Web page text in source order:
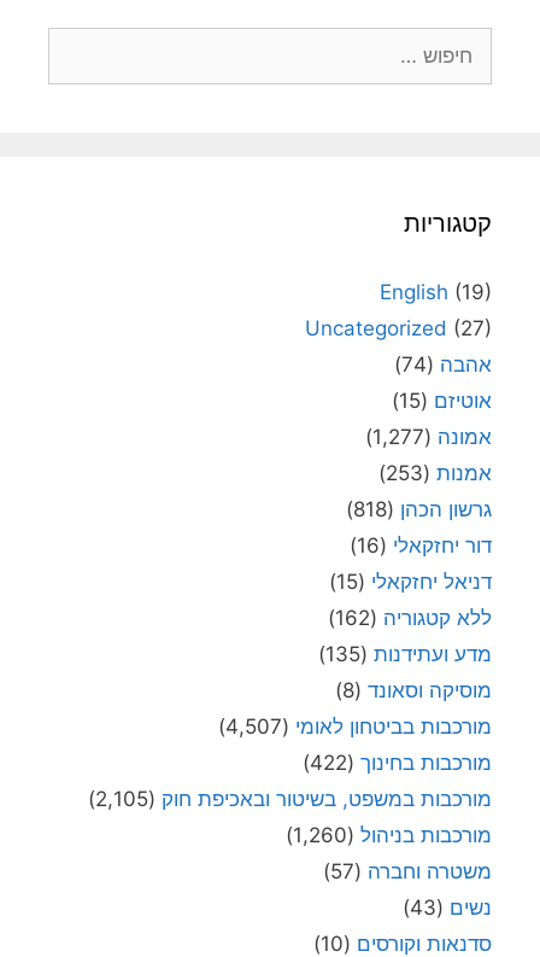
קטגוריות
English (19)
Uncategorized (27)
אהבה (74)
אוטיזם (15)
אמונה (1,277)
אמנות (253)
גרשון הכהן (818)
דור יחזקאלי (16)
דניאל יחזקאלי (15)
ללא קטגוריה (162)
מדע ועתידנות (135)
מוסיקה וסאונד (8)
מורכבות בביטחון לאומי (4,507)
מורכבות בחינוך (422)
מורכבות במשפט, בשיטור ובאכיפת חוק (2,105)
מורכבות בניהול (1,260)
משטרה וחברה (57)
נשים (43)
סדנאות וקורסים (10)